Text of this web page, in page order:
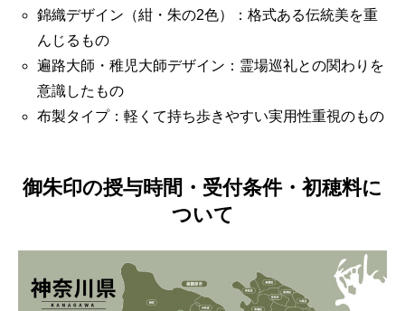
錦織デザイン（紺・朱の2色）：格式ある伝統美を重
んじるもの
遍路大師・稚児大師デザイン：霊場巡礼との関わりを
意識したもの
布製タイプ：軽くて持ち歩きやすい実用性重視のもの
御朱印の授与時間・受付条件・初穂料に
ついて